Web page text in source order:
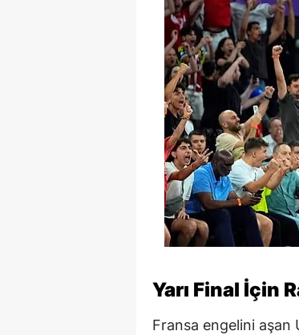
Yarı Final İçin
Fransa engelini aşan